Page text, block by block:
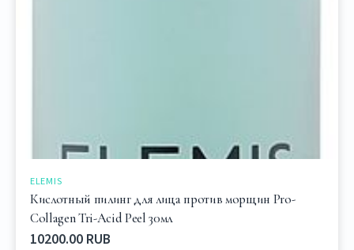
ELEMIS
Кислотный пилинг для лица против морщин Pro-
Collagen Tri-Acid Peel 30мл
10200.00 RUB